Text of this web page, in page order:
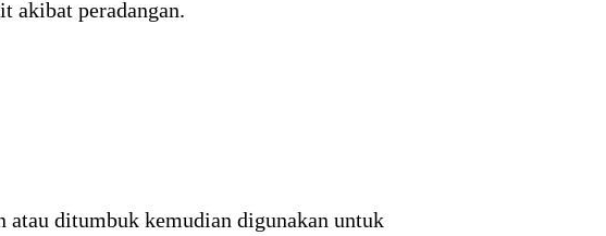
akibat peradangan.
atau ditumbuk kemudian digunakan untuk